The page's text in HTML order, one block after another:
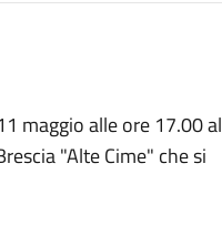
maggio alle ore 17.00 al
"Alte Cime" che si